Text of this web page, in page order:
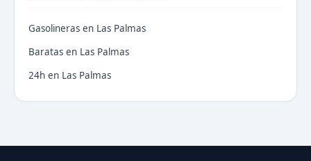
Gasolineras en Las Palmas
Baratas en Las Palmas
24h en Las Palmas